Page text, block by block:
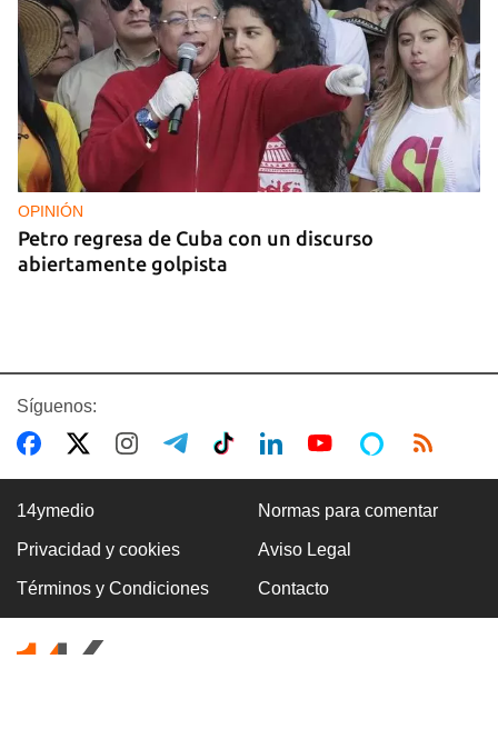
OPINIÓN
Petro regresa de Cuba con un discurso
abiertamente golpista
14YMEDIO
Edición impresa del 7 de agosto de 2026
Síguenos:
14ymedio Normas para comentar
Privacidad y cookies Aviso Legal
Términos y Condiciones Contacto